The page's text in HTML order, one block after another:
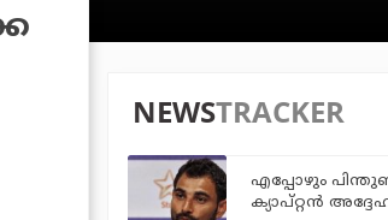
NEWSTRACKER
എപ്പോഴും
ക്യാപ്റ്റന്‍